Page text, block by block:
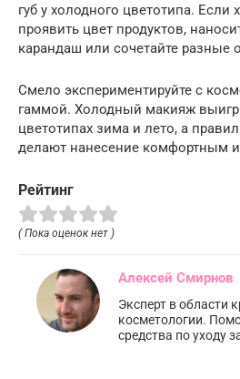
губ у холодного цветотипа. Если
проявить цвет продуктов,
карандаш или сочетайте разные
Смело экспериментируйте с
гаммой. Холодный макияж
цветотипах зима и лето, а
делают нанесение комфортным
Рейтинг
( Пока оценок нет )
Алексей Смирнов
Эксперт в области
косметологии.
средства по уходу